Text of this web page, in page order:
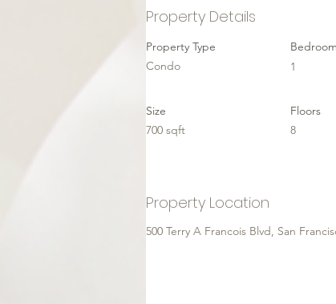
Property Details
Property Type
Condo
1
Size
700 sqft
Floors
8
Property Location
500 Terry A Francois Blvd, San